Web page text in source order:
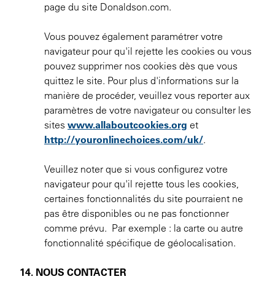
page du site Donaldson.com.
Vous pouvez également paramétrer votre
navigateur pour qu'il rejette les cookies ou vous
pouvez supprimer nos cookies dès que vous
quittez le site. Pour plus d'informations sur la
manière de procéder, veuillez vous reporter aux
paramètres de votre navigateur ou consulter les
sites www.allaboutcookies.org et
http://youronlinechoices.com/uk/.
Veuillez noter que si vous configurez votre
navigateur pour qu'il rejette tous les cookies,
certaines fonctionnalités du site pourraient ne
pas être disponibles ou ne pas fonctionner
comme prévu. Par exemple : la carte ou autre
fonctionnalité spécifique de géolocalisation.
14. NOUS CONTACTER